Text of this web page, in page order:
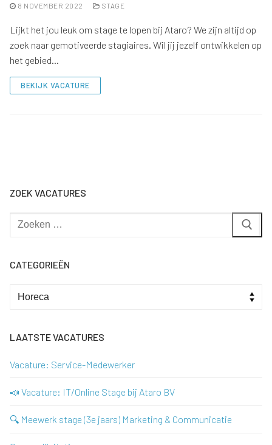
8 NOVEMBER 2022 STAGE
Lijkt het jou leuk om stage te lopen bij Ataro? We zijn altijd op
zoek naar gemotiveerde stagiaires. Wil jij jezelf ontwikkelen op
het gebied…
BEKIJK VACATURE
ZOEK VACATURES
Zoeken
CATEGORIEËN
Categorieën
LAATSTE VACATURES
Vacature: Service-Medewerker
📣 Vacature: IT/Online Stage bij Ataro BV
🔍 Meewerk stage (3e jaars) Marketing & Communicatie